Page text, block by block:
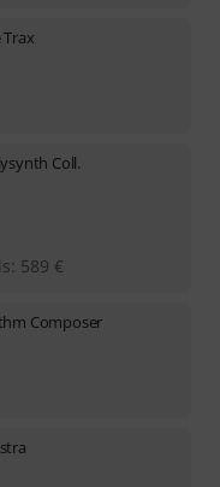
Trax
Coll.
: 589 €
Composer